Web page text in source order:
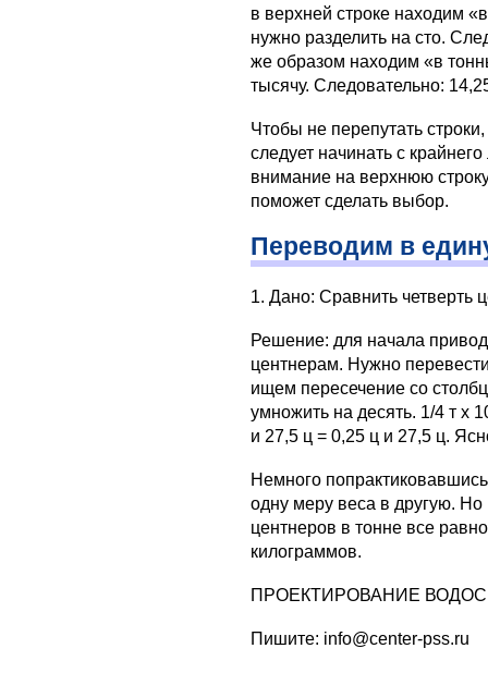
в верхней строке находим
нужно разделить на сто.
же образом находим «в
тысячу. Следовательно:
Чтобы не перепутать
следует начинать с
внимание на верхнюю
поможет сделать выбор.
Переводим в
1. Дано: Сравнить четверть
Решение: для начала
центнерам. Нужно
ищем пересечение со
умножить на десять. 1/4 т х
и 27,5 ц = 0,25 ц и 27,5 ц.
Немного
одну меру веса в другую. Но
центнеров в тонне все
килограммов.
ПРОЕКТИРОВАНИЕ
Пишите: info@center-pss.ru